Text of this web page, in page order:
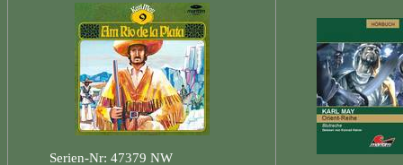
Serien-Nr: 47379 NW